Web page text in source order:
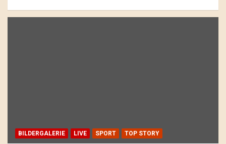
BILDERGALERIE LIVE SPORT TOP STORY